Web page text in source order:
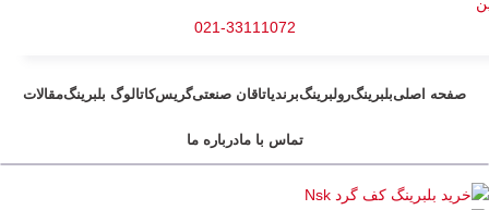
021-33111072
صفحه اصلیبلبرینگرولبرینگبرندیاتاقان صنعتیگریسکاتالوگ بلبرینگمقالات
تماس با مادرباره ما